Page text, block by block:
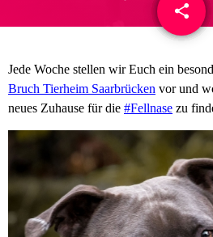
share
email
Jede Woche stellen wir Euch ein
Bruch Tierheim Saarbrücken vor und
neues Zuhause für die #Fellnase zu